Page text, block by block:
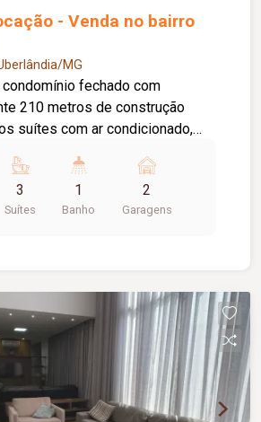
- Venda no bairro
MG
fechado com
210 metros de construção
suítes com ar condicionado,
planejada com cooktop/
integrada a espaço gourmet,
piscina aquecida com cascata,
3
Suítes
1
Banho
2
Garagens